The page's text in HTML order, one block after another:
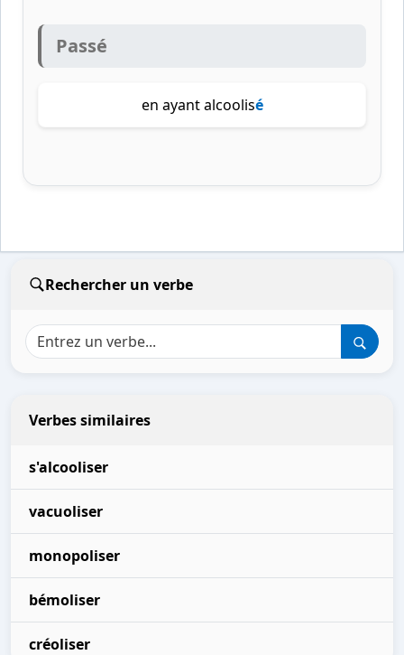
Passé
en ayant alcoolisé
Rechercher un verbe
Verbes similaires
s'alcooliser
vacuoliser
monopoliser
bémoliser
créoliser